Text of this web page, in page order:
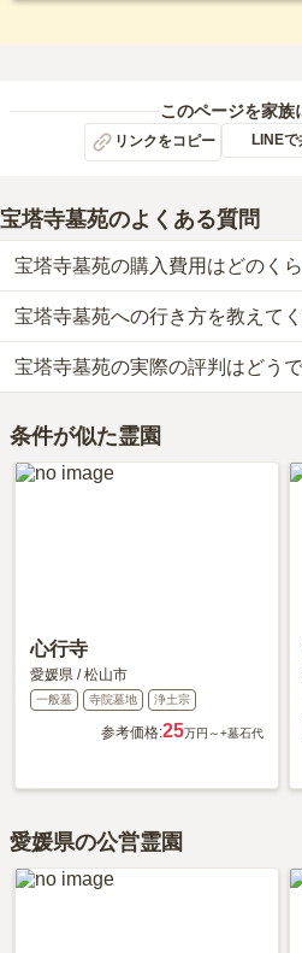
このページを家族
リンクをコピー LINEで
宝塔寺墓苑のよくある質問
宝塔寺墓苑の購入費用はどのく
宝塔寺墓苑では、一般墓が約25万円(
ます。
なお、宝塔寺墓苑がある愛媛県の相
代別途）です。
お墓は、価格が高いものがよい、安
りません。大切なのは、ご家族が心
きる場所を選ぶことです。
宝塔寺墓苑への行き方を教えてく
公共交通機関の場合、伊予鉄道高浜
伊予鉄道バスに乗車、「朝美二丁目
車の場合、松山自動車道「松山イン
詳しいルートや地図は、本ページの
確認ください。
宝塔寺墓苑の実際の評判はどう
価されています。
利用者様からは「小高いものの麓と
条件が似た霊園
心行寺
愛媛県 /松山市
一般墓 寺院墓地 浄土宗
参考価格:25万円～+墓石代
愛媛県の公営霊園